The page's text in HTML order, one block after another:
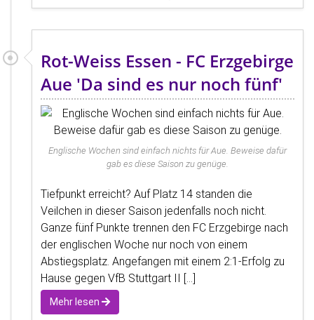
Rot-Weiss Essen - FC Erzgebirge
Aue 'Da sind es nur noch fünf'
Englische Wochen sind einfach nichts für Aue. Beweise dafür
gab es diese Saison zu genüge.
Tiefpunkt erreicht? Auf Platz 14 standen die
Veilchen in dieser Saison jedenfalls noch nicht.
Ganze fünf Punkte trennen den FC Erzgebirge nach
der englischen Woche nur noch von einem
Abstiegsplatz. Angefangen mit einem 2:1-Erfolg zu
Hause gegen VfB Stuttgart II [...]
Mehr lesen